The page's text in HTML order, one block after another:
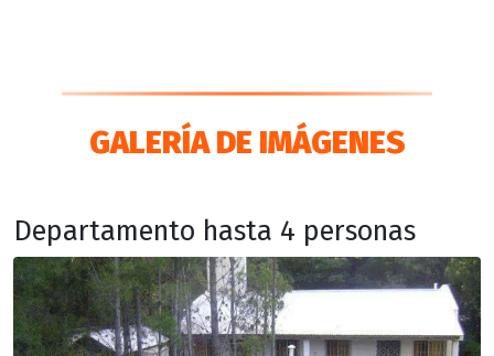
GALERÍA DE IMÁGENES
Departamento hasta 4 personas